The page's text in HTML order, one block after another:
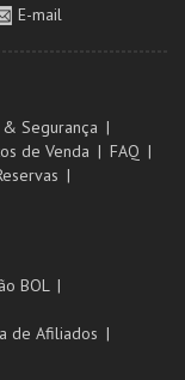
E-mail
Segurança
de Venda
FAQ
BOL
de Afiliados